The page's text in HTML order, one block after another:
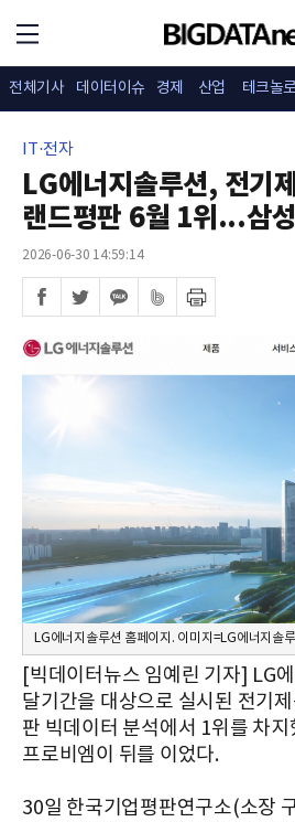
전체기사 데이터이슈 경제 산업 테크놀
IT·전자
LG에너지솔루션, 전기
랜드평판 6월 1위...삼
2026-06-30 14:59:14
LG에너지솔루션 홈페이지. 이미지=LG에너지솔
[빅데이터뉴스 임예린 기자] LG
달기간을 대상으로 실시된 전기
판 빅데이터 분석에서 1위를 차
프로비엠이 뒤를 이었다.
30일 한국기업평판연구소(소장